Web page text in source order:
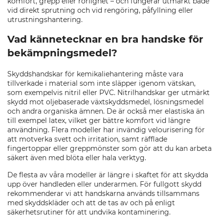
vid direkt sprutning och vid rengöring, påfyllning eller
utrustningshantering.
Vad kännetecknar en bra handske för
bekämpningsmedel?
Skyddshandskar för kemikaliehantering måste vara
tillverkade i material som inte släpper igenom vätskan,
som exempelvis nitril eller PVC. Nitrilhandskar ger utmärkt
skydd mot oljebaserade växtskyddsmedel, lösningsmedel
och andra organiska ämnen. De är också mer elastiska än
till exempel latex, vilket ger bättre komfort vid längre
användning. Flera modeller har invändig velourisering för
att motverka svett och irritation, samt räfflade
fingertoppar eller greppmönster som gör att du kan arbeta
säkert även med blöta eller hala verktyg.
De flesta av våra modeller är längre i skaftet för att skydda
upp över handleden eller underarmen. För fullgott skydd
rekommenderar vi att handskarna används tillsammans
med skyddskläder och att de tas av och på enligt
säkerhetsrutiner för att undvika kontaminering.